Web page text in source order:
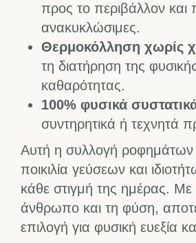
προς το περιβάλλον και
ανακυκλώσιμες.
Θερμοκόλληση χωρίς
τη διατήρηση της
καθαρότητας.
100% φυσικά
συντηρητικά ή τεχνητά
Αυτή η συλλογή ροφημάτων
ποικιλία γεύσεων και
κάθε στιγμή της ημέρας.
άνθρωπο και τη φύση,
επιλογή για φυσική ευεξία